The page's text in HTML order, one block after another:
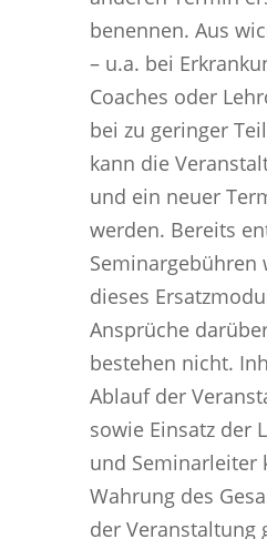
benennen. Aus
– u.a. bei
Coaches oder
bei zu geringer
kann die
und ein neuer
werden. Bereits
Seminargebühren
dieses
Ansprüche
bestehen nicht.
Ablauf der
sowie Einsatz der
und Seminarleiter
Wahrung des
der Veranstaltung